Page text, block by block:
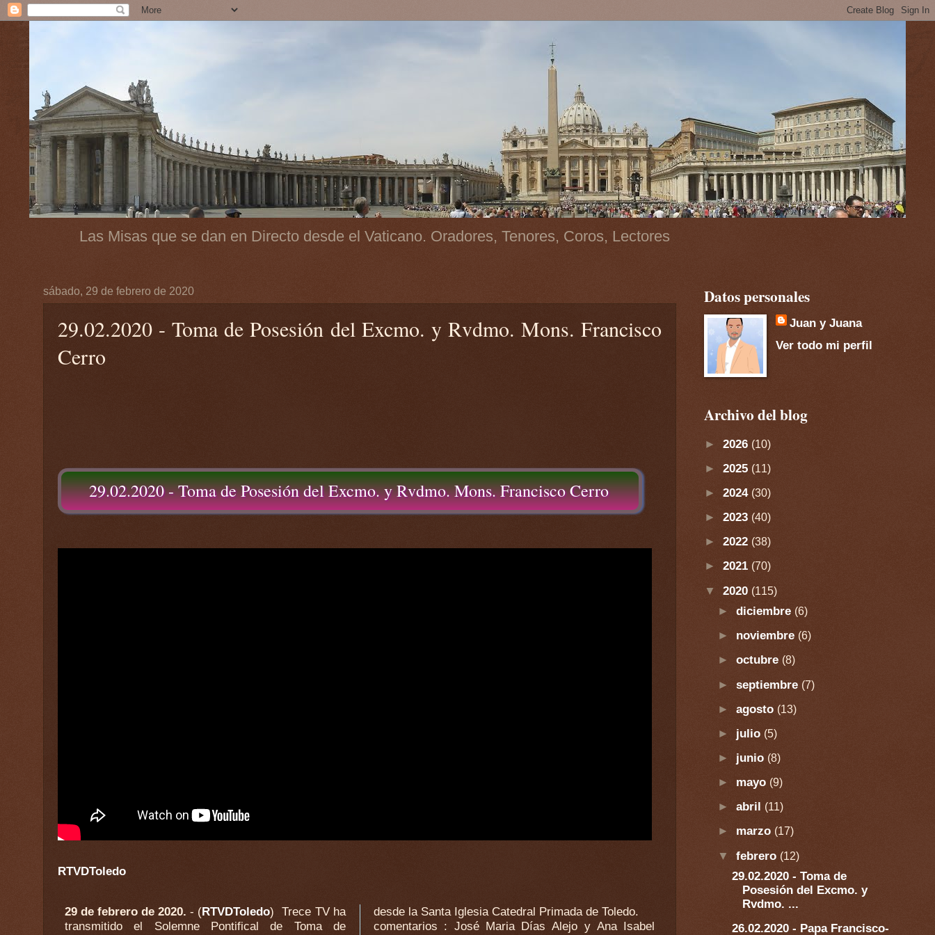
Las Misas que se dan en Directo desde el Vaticano. Oradores, Tenores, Coros, Lectores
sábado, 29 de febrero de 2020
29.02.2020 - Toma de Posesión del Excmo. y Rvdmo. Mons. Francisco
Cerro
29.02.2020 - Toma de Posesión del Excmo. y Rvdmo. Mons. Francisco Cerro
RTVDToledo
29 de febrero de 2020. - (RTVDToledo) Trece TV ha
transmitido el Solemne Pontifical de Toma de
desde la Santa Iglesia Catedral Primada de Toledo.
comentarios : José Maria Días Alejo y Ana Isabel
Datos personales
Juan y Juana
Ver todo mi perfil
Archivo del blog
► 2026 (10)
► 2025 (11)
► 2024 (30)
► 2023 (40)
► 2022 (38)
► 2021 (70)
▼ 2020 (115)
►diciembre (6)
► noviembre (6)
►octubre (8)
►septiembre (7)
►agosto (13)
► julio (5)
► junio (8)
► mayo (9)
►abril (11)
► marzo (17)
▼febrero (12)
29.02.2020 - Toma de
Posesión del Excmo. y
Rvdmo. ...
26.02.2020 - Papa Francisco-